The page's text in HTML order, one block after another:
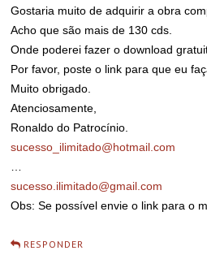
Gostaria muito de adquirir a obra
Acho que são mais de 130 cds.
Onde poderei fazer o download
Por favor, poste o link para que eu
Muito obrigado.
Atenciosamente,
Ronaldo do Patrocínio.
sucesso_ilimitado@hotmail.com
sucesso.ilimitado@gmail.com
Obs: Se possível envie o link para o
RESPONDER